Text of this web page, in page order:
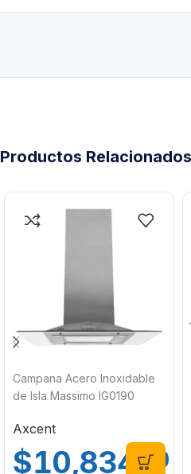
Productos Relacionados
Campana Acero Inoxidable
de Isla Massimo IG0190
Axcent
$10,834 .00